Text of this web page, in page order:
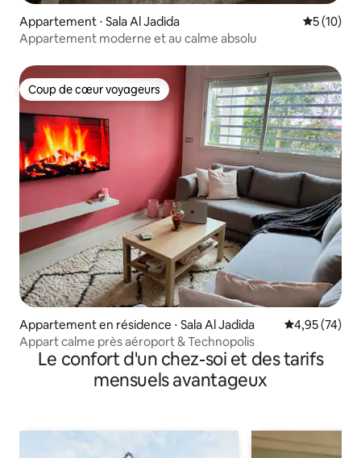
Appartement ⋅ Sala Al Jadida
5 (10)
Appartement moderne et au calme absolu
Coup de cœur voyageurs
Coup de cœur voyageurs
Appartement en résidence ⋅ Sala Al Jadida Évaluation
4,95 (74)
Appart calme près aéroport & Technopolis
Le confort d'un chez-soi et des tarifs
mensuels avantageux